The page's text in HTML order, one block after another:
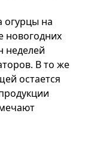
огурцы на
новогодних
неделей
В то же
остается